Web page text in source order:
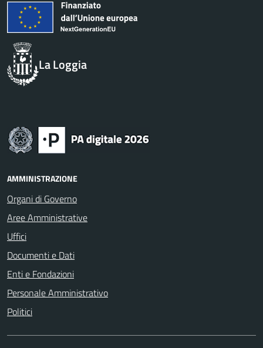
La Loggia
AMMINISTRAZIONE
Organi di Governo
Aree Amministrative
Uffici
Documenti e Dati
Enti e Fondazioni
Personale Amministrativo
Politici